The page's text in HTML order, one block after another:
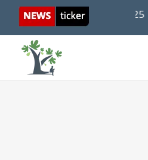
Skip
content
am 17. Dezember 2025